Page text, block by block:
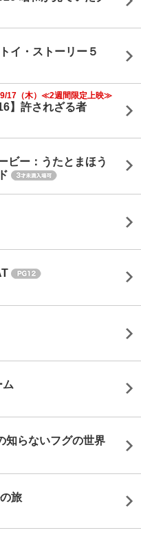
イ・ストーリー５
17（木）≪2週間限定上映≫
】許されざる者
ビー：うたとまほう
ム
らないフグの世界
旅